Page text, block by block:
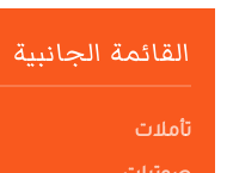
القائمة الجانبية
تأملات